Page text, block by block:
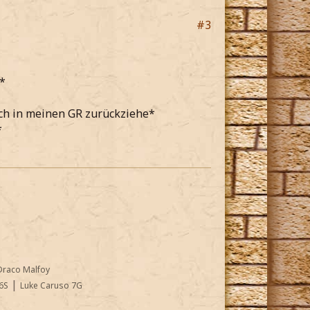
#3
in meinen GR zurückziehe*
Malfoy
| Luke Caruso 7G